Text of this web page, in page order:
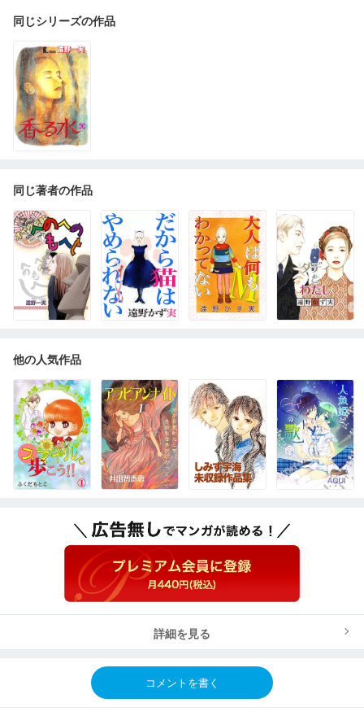
同じシリーズの作品
同じ著者の作品
他の人気作品
詳細を見る
コメントを書く